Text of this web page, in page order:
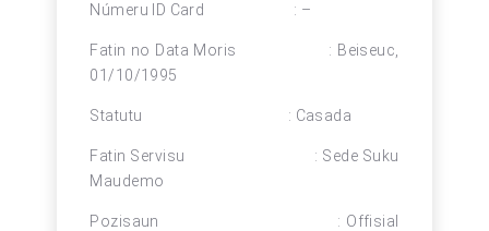
Númeru ID Card : –
Fatin no Data Moris : Beiseuc,
01/10/1995
Statutu : Casada
Fatin Servisu : Sede Suku
Maudemo
Pozisaun : Offisial